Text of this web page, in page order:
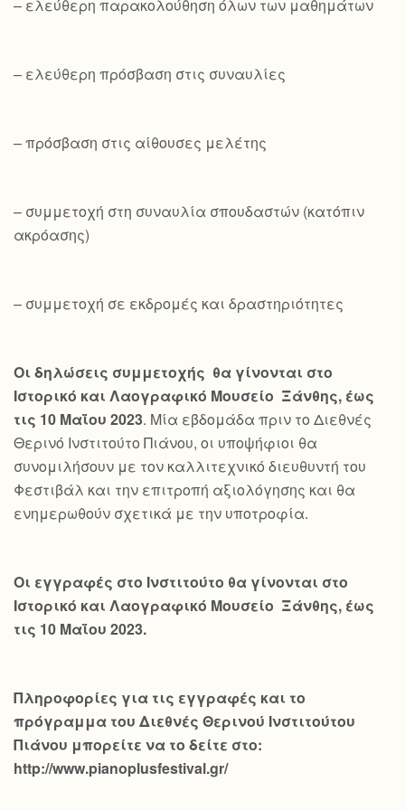
– ελεύθερη παρακολούθηση όλων των μαθημάτων
– ελεύθερη πρόσβαση στις συναυλίες
– πρόσβαση στις αίθουσες μελέτης
– συμμετοχή στη συναυλία σπουδαστών (κατόπιν
ακρόασης)
– συμμετοχή σε εκδρομές και δραστηριότητες
Οι δηλώσεις συμμετοχής θα γίνονται στο
Ιστορικό και Λαογραφικό Μουσείο Ξάνθης, έως
τις 10 Μαΐου 2023. Μία εβδομάδα πριν το Διεθνές
Θερινό Ινστιτούτο Πιάνου, οι υποψήφιοι θα
συνομιλήσουν με τον καλλιτεχνικό διευθυντή του
Φεστιβάλ και την επιτροπή αξιολόγησης και θα
ενημερωθούν σχετικά με την υποτροφία.
Οι εγγραφές στο Ινστιτούτο θα γίνονται στο
Ιστορικό και Λαογραφικό Μουσείο Ξάνθης, έως
τις 10 Μαΐου 2023.
Πληροφορίες για τις εγγραφές και το
πρόγραμμα του Διεθνές Θερινού Ινστιτούτου
Πιάνου μπορείτε να το δείτε στο:
http://www.pianoplusfestival.gr/